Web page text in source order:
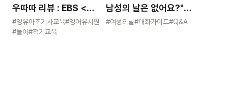
우따따 리뷰 : EBS <
영유아 사교육 보고서>
#영유아조기사교육#영어유치원
#놀이 #적기교육
남성의 날은 없어요?"
묻는 어린이에게 이렇게
#여성의날#대화가이드#Q&A